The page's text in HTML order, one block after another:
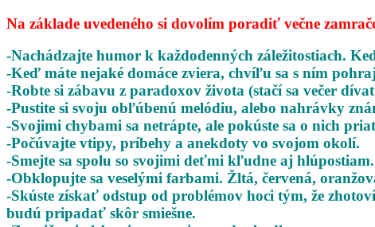
Na základe uvedeného si dovolím poradiť večne
-Nachádzajte humor k každodenných záležitostiach.
-Keď máte nejaké domáce zviera, chvíľu sa s ním
-Robte si zábavu z paradoxov života (stačí sa večer
-Pustite si svoju obľúbenú melódiu, alebo nahrávky
-Svojimi chybami sa netrápte, ale pokúste sa o nich
-Počúvajte vtipy, príbehy a anekdoty vo svojom okolí.
-Smejte sa spolu so svojimi deťmi kľudne aj hlúpostiam.
-Obklopujte sa veselými farbami. Žltá, červená,
-Skúste získať odstup od problémov hoci tým, že
budú pripadať skôr smiešne.